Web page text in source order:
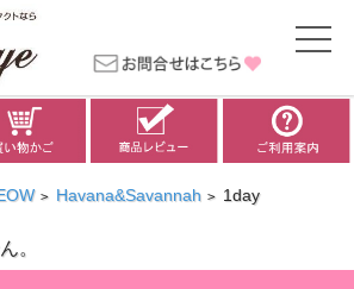
> Havana&Savannah > 1day
。